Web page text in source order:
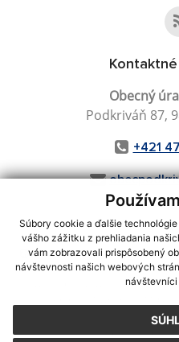
Súbory cookie a ďalšie
vášho zážitku z prehliadania
vám zobrazovali prispôsobený
návštevnosti našich webových
Obecný
Podkriváň 87,
+421
využite možnosť získavania
CMS systém (redakčný) systém
webex.digital,
Posledná